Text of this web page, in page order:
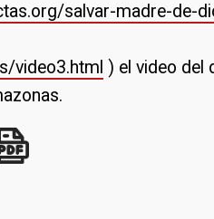
salvar-madre-de-
video3.html ) el video del